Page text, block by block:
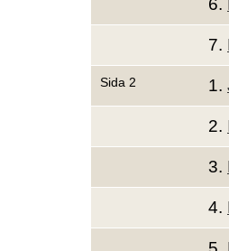
6.
7.
Sida 2 1.
2.
3.
4.